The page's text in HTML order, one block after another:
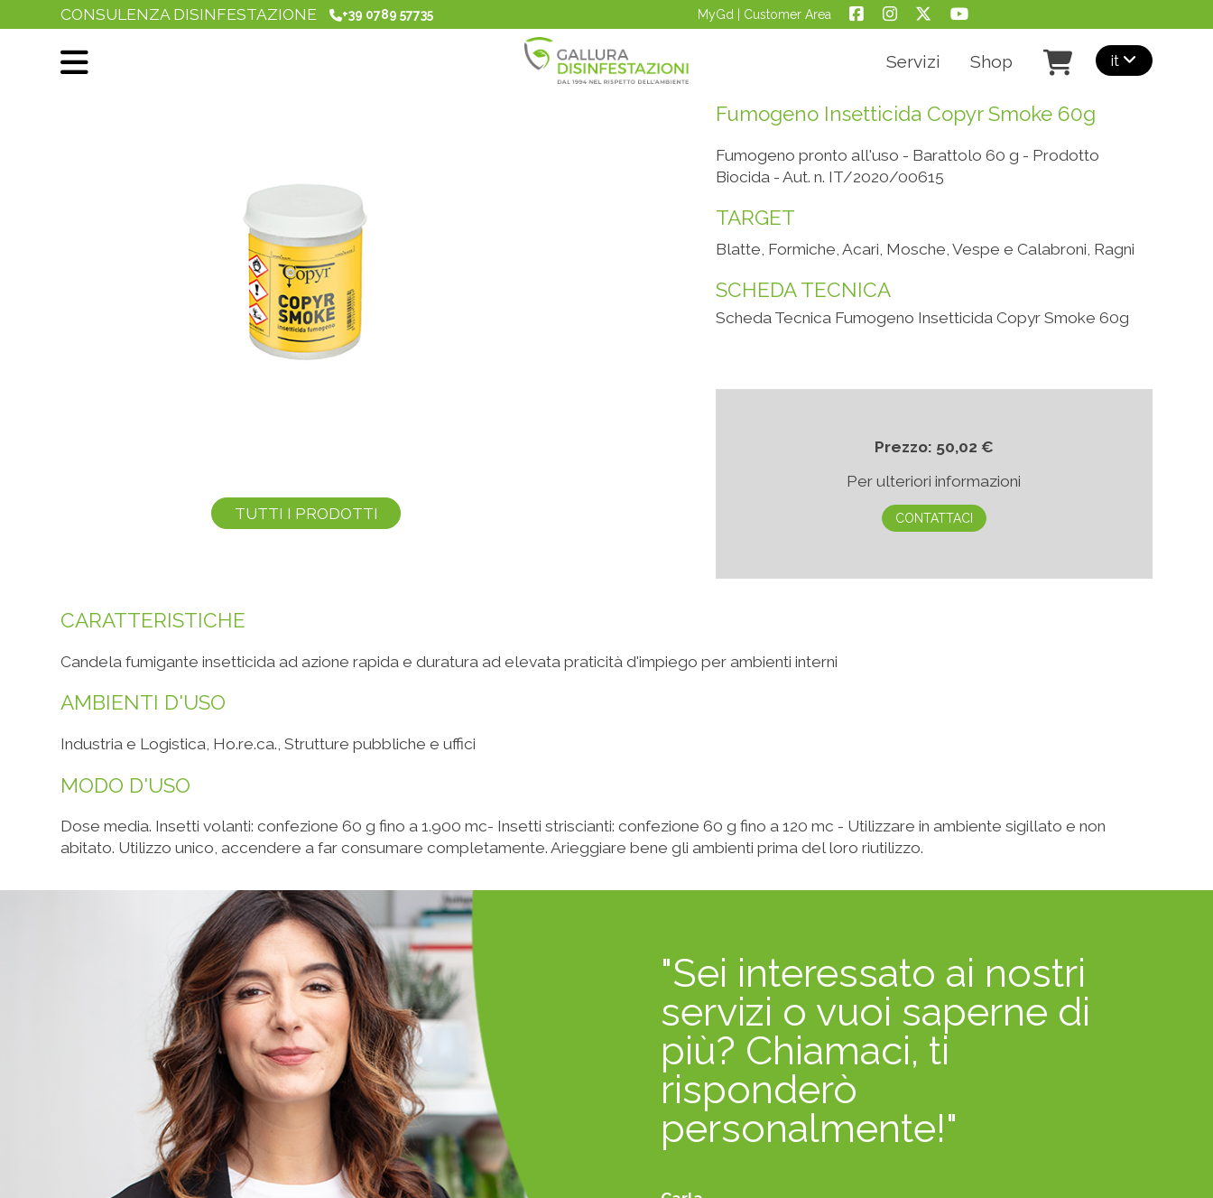
CONSULENZA DISINFESTAZIONE +39 0789 57735 MyGd | Customer Area
Servizi Shop it
TUTTI I PRODOTTI
Fumogeno Insetticida Copyr Smoke 60g
Fumogeno pronto all'uso - Barattolo 60 g - Prodotto
Biocida - Aut. n. IT/2020/00615
TARGET
Blatte, Formiche, Acari, Mosche, Vespe e Calabroni, Ragni
SCHEDA TECNICA
Scheda Tecnica Fumogeno Insetticida Copyr Smoke 60g
Prezzo: 50,02 €
Per ulteriori informazioni
CONTATTACI
CARATTERISTICHE
Candela fumigante insetticida ad azione rapida e duratura ad elevata praticità d'impiego per ambienti interni
AMBIENTI D'USO
Industria e Logistica, Ho.re.ca., Strutture pubbliche e uffici
MODO D'USO
Dose media. Insetti volanti: confezione 60 g fino a 1.900 mc- Insetti striscianti: confezione 60 g fino a 120 mc - Utilizzare in ambiente sigillato e non
abitato. Utilizzo unico, accendere a far consumare completamente. Arieggiare bene gli ambienti prima del loro riutilizzo.
"Sei interessato ai nostri
servizi o vuoi saperne di
più? Chiamaci, ti
risponderò
personalmente!"